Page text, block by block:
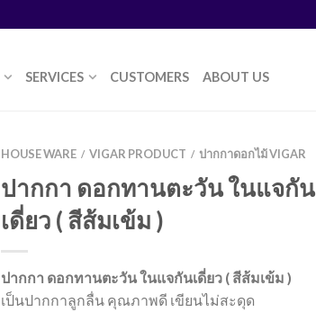
SERVICES CUSTOMERS ABOUT US
HOUSE WARE / VIGAR PRODUCT / ปากกาดอกไม้ VIGAR
ปากกา ดอกทานตะวัน ในแจกัน
เดี่ยว ( สีส้มเข้ม )
ปากกา ดอกทานตะวัน ในแจกันเดี่ยว ( สีส้มเข้ม )
เป็นปากกาลูกลื่น คุณภาพดี เขียนไม่สะดุด